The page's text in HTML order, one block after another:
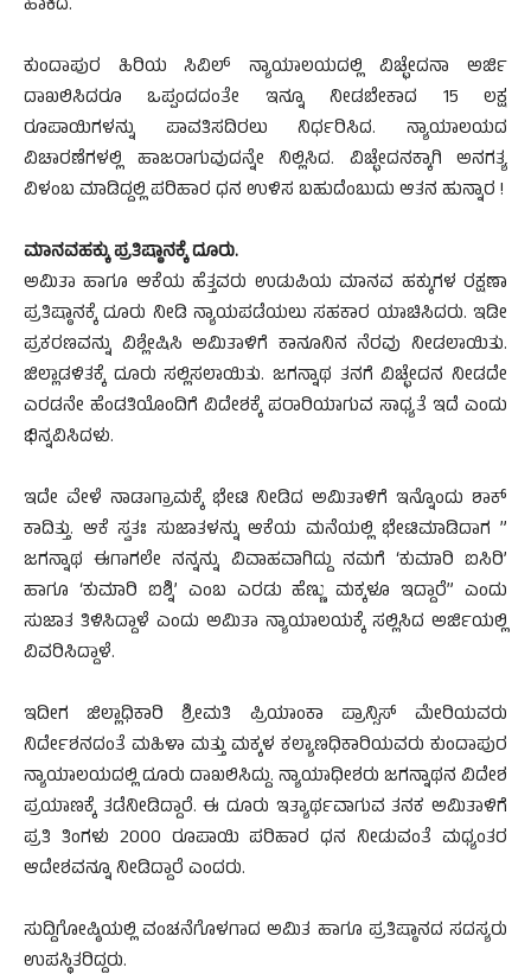
ಹಾಕಿದ.
ಕುಂದಾಪುರ ಹಿರಿಯ ಸಿವಿಲ್ ನ್ಯಾಯಾಲಯದಲ್ಲಿ ವಿಚ್ಛೇದನಾ ಅರ್ಜಿ
ದಾಖಲಿಸಿದರೂ ಒಪ್ಪಂದದಂತೇ ಇನ್ನೂ ನೀಡಬೇಕಾದ 15 ಲಕ್ಷ
ರೂಪಾಯಿಗಳನ್ನು ಪಾವತಿಸದಿರಲು ನಿರ್ಧರಿಸಿದ. ನ್ಯಾಯಾಲಯದ
ವಿಚಾರಣೆಗಳಲ್ಲಿ ಹಾಜರಾಗುವುದನ್ನೇ ನಿಲ್ಲಿಸಿದ. ವಿಚ್ಛೇದನಕ್ಕಾಗಿ ಅನಗತ್ಯ
ವಿಳಂಬ ಮಾಡಿದ್ದಲ್ಲಿ ಪರಿಹಾರ ಧನ ಉಳಿಸ ಬಹುದೆಂಬುದು ಆತನ ಹುನ್ನಾರ !
ಮಾನವಹಕ್ಕು ಪ್ರತಿಷ್ಠಾನಕ್ಕೆ ದೂರು.
ಅಮಿತಾ ಹಾಗೂ ಆಕೆಯ ಹೆತ್ತವರು ಉಡುಪಿಯ ಮಾನವ ಹಕ್ಕುಗಳ ರಕ್ಷಣಾ
ಪ್ರತಿಷ್ಠಾನಕ್ಕೆ ದೂರು ನೀಡಿ ನ್ಯಾಯಪಡೆಯಲು ಸಹಕಾರ ಯಾಚಿಸಿದರು. ಇಡೀ
ಪ್ರಕರಣವನ್ನು ವಿಶ್ಲೇಷಿಸಿ ಅಮಿತಾಳಿಗೆ ಕಾನೂನಿನ ನೆರವು ನೀಡಲಾಯಿತು.
ಜಿಲ್ಲಾಡಳಿತಕ್ಕೆ ದೂರು ಸಲ್ಲಿಸಲಾಯಿತು. ಜಗನ್ನಾಥ ತನಗೆ ವಿಚ್ಛೇದನ ನೀಡದೇ
ಎರಡನೇ ಹೆಂಡತಿಯೊಂದಿಗೆ ವಿದೇಶಕ್ಕೆ ಪರಾರಿಯಾಗುವ ಸಾಧ್ಯತೆ ಇದೆ ಎಂದು
ಭಿನ್ನವಿಸಿದಳು.
ಇದೇ ವೇಳೆ ನಾಡಾಗ್ರಾಮಕ್ಕೆ ಭೇಟಿ ನೀಡಿದ ಅಮಿತಾಳಿಗೆ ಇನ್ನೊಂದು ಶಾಕ್
ಕಾದಿತ್ತು. ಆಕೆ ಸ್ವತಃ ಸುಜಾತಳನ್ನು ಆಕೆಯ ಮನೆಯಲ್ಲಿ ಭೇಟಿಮಾಡಿದಾಗ ”
ಜಗನ್ನಾಥ ಈಗಾಗಲೇ ನನ್ನನ್ನು ವಿವಾಹವಾಗಿದ್ದು ನಮಗೆ ‘ಕುಮಾರಿ ಐಸಿರಿ’
ಹಾಗೂ ‘ಕುಮಾರಿ ಐಶ್ನಿ’ ಎಂಬ ಎರಡು ಹೆಣ್ಣು ಮಕ್ಕಳೂ ಇದ್ದಾರೆ” ಎಂದು
ಸುಜಾತ ತಿಳಿಸಿದ್ದಾಳೆ ಎಂದು ಅಮಿತಾ ನ್ಯಾಯಾಲಯಕ್ಕೆ ಸಲ್ಲಿಸಿದ ಅರ್ಜಿಯಲ್ಲಿ
ವಿವರಿಸಿದ್ದಾಳೆ.
ಇದೀಗ ಜಿಲ್ಲಾಧಿಕಾರಿ ಶ್ರೀಮತಿ ಪ್ರಿಯಾಂಕಾ ಪ್ರಾನ್ಸಿಸ್ ಮೇರಿಯವರು
ನಿರ್ದೇಶನದಂತೆ ಮಹಿಳಾ ಮತ್ತು ಮಕ್ಕಳ ಕಲ್ಯಾಣಧಿಕಾರಿಯವರು ಕುಂದಾಪುರ
ನ್ಯಾಯಾಲಯದಲ್ಲಿ ದೂರು ದಾಖಲಿಸಿದ್ದು. ನ್ಯಾಯಾಧೀಶರು ಜಗನ್ನಾಥನ ವಿದೇಶ
ಪ್ರಯಾಣಕ್ಕೆ ತಡೆನೀಡಿದ್ದಾರೆ. ಈ ದೂರು ಇತ್ಯಾರ್ಥವಾಗುವ ತನಕ ಅಮಿತಾಳಿಗೆ
ಪ್ರತಿ ತಿಂಗಳು 2000 ರೂಪಾಯಿ ಪರಿಹಾರ ಧನ ನೀಡುವಂತೆ ಮಧ್ಯಂತರ
ಆದೇಶವನ್ನೂ ನೀಡಿದ್ದಾರೆ ಎಂದರು.
ಸುದ್ದಿಗೋಷ್ಠಿಯಲ್ಲಿ ವಂಚನೆಗೊಳಗಾದ ಅಮಿತ ಹಾಗೂ ಪ್ರತಿಷ್ಠಾನದ ಸದಸ್ಯರು
ಉಪಸ್ಥಿತರಿದ್ದರು.